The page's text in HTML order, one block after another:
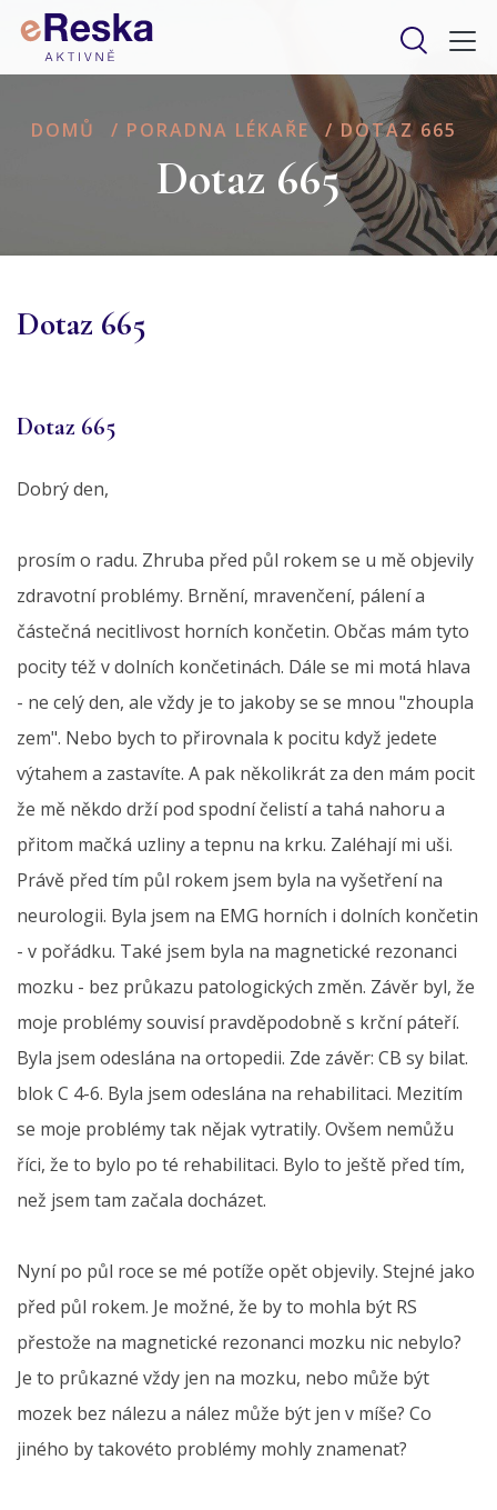
DOMŮ / PORADNA LÉKAŘE / DOTAZ 665
Dotaz 665
Dotaz 665
Dotaz 665
Dobrý den,
prosím o radu. Zhruba před půl rokem se u mě objevily
zdravotní problémy. Brnění, mravenčení, pálení a
částečná necitlivost horních končetin. Občas mám tyto
pocity též v dolních končetinách. Dále se mi motá hlava
- ne celý den, ale vždy je to jakoby se se mnou "zhoupla
zem". Nebo bych to přirovnala k pocitu když jedete
výtahem a zastavíte. A pak několikrát za den mám pocit
že mě někdo drží pod spodní čelistí a tahá nahoru a
přitom mačká uzliny a tepnu na krku. Zaléhají mi uši.
Právě před tím půl rokem jsem byla na vyšetření na
neurologii. Byla jsem na EMG horních i dolních končetin
- v pořádku. Také jsem byla na magnetické rezonanci
mozku - bez průkazu patologických změn. Závěr byl, že
moje problémy souvisí pravděpodobně s krční páteří.
Byla jsem odeslána na ortopedii. Zde závěr: CB sy bilat.
blok C 4-6. Byla jsem odeslána na rehabilitaci. Mezitím
se moje problémy tak nějak vytratily. Ovšem nemůžu
říci, že to bylo po té rehabilitaci. Bylo to ještě před tím,
než jsem tam začala docházet.
Nyní po půl roce se mé potíže opět objevily. Stejné jako
před půl rokem. Je možné, že by to mohla být RS
přestože na magnetické rezonanci mozku nic nebylo?
Je to průkazné vždy jen na mozku, nebo může být
mozek bez nálezu a nález může být jen v míše? Co
jiného by takovéto problémy mohly znamenat?